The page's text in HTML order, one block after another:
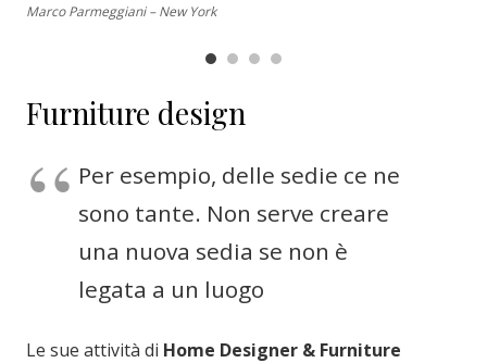
Marco Parmeggiani – New York
Marco Parmeggiani – New York
Marco Parmeggiani – New York
Marco Parmeggiani – Taipei
Furniture design
Per esempio, delle sedie ce ne
sono tante. Non serve creare
una nuova sedia se non è
legata a un luogo
Le sue attività di Home Designer & Furniture